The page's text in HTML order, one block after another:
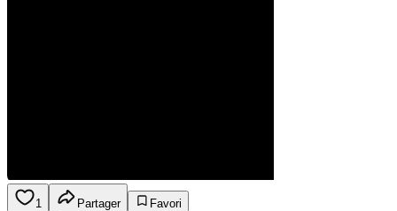
1 Partager
Favori